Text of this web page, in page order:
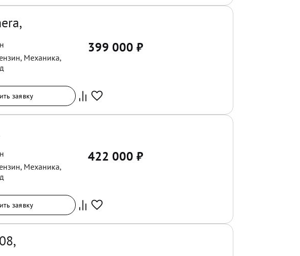
, Механика,
399 000 ₽
заявку
, Механика,
422 000 ₽
заявку